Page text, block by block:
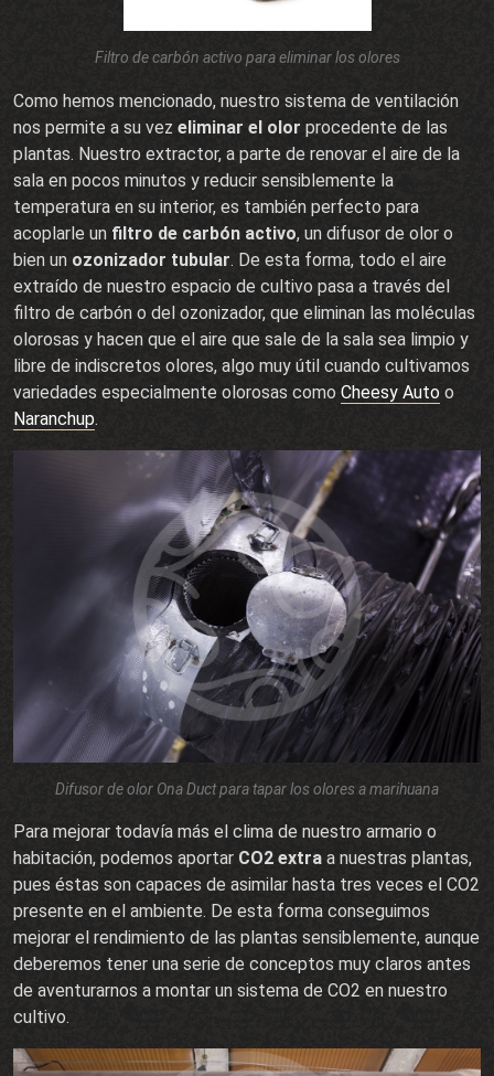
Filtro de carbón activo para eliminar los olores
Como hemos mencionado, nuestro sistema de ventilación
nos permite a su vez eliminar el olor procedente de las
plantas. Nuestro extractor, a parte de renovar el aire de la
sala en pocos minutos y reducir sensiblemente la
temperatura en su interior, es también perfecto para
acoplarle un filtro de carbón activo, un difusor de olor o
bien un ozonizador tubular. De esta forma, todo el aire
extraído de nuestro espacio de cultivo pasa a través del
filtro de carbón o del ozonizador, que eliminan las moléculas
olorosas y hacen que el aire que sale de la sala sea limpio y
libre de indiscretos olores, algo muy útil cuando cultivamos
variedades especialmente olorosas como Cheesy Auto o
Naranchup.
Difusor de olor Ona Duct para tapar los olores a marihuana
Para mejorar todavía más el clima de nuestro armario o
habitación, podemos aportar CO2 extra a nuestras plantas,
pues éstas son capaces de asimilar hasta tres veces el CO2
presente en el ambiente. De esta forma conseguimos
mejorar el rendimiento de las plantas sensiblemente, aunque
deberemos tener una serie de conceptos muy claros antes
de aventurarnos a montar un sistema de CO2 en nuestro
cultivo.